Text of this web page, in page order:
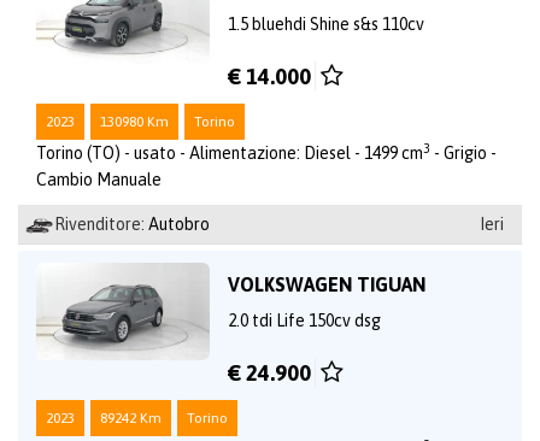
1.5 bluehdi Shine s&s 110cv
€ 14.000
2023 130980 Km Torino
Torino (TO) - usato - Alimentazione: Diesel - 1499 cm3 - Grigio -
Cambio Manuale
Rivenditore: Autobro Ieri
VOLKSWAGEN TIGUAN
2.0 tdi Life 150cv dsg
€ 24.900
2023 89242 Km Torino